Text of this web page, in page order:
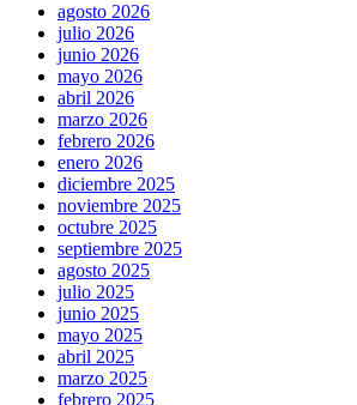
agosto 2026
julio 2026
junio 2026
mayo 2026
abril 2026
marzo 2026
febrero 2026
enero 2026
diciembre 2025
noviembre 2025
octubre 2025
septiembre 2025
agosto 2025
julio 2025
junio 2025
mayo 2025
abril 2025
marzo 2025
febrero 2025